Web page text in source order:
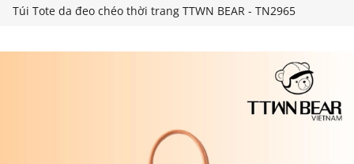
Túi Tote da đeo chéo thời trang TTWN BEAR - TN2965